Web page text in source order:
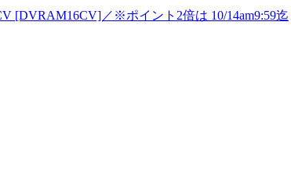
[DVRAM16CV]／※ポイント2倍は 10/14am9:59迄